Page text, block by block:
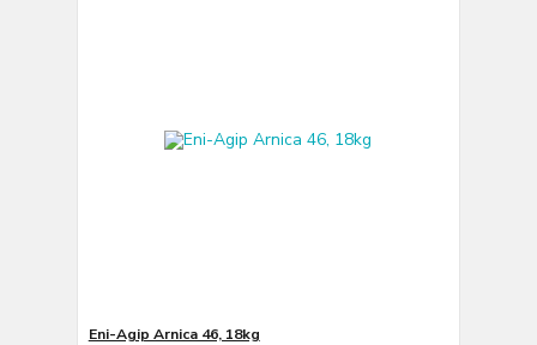
Eni-Agip Arnica 46, 18kg